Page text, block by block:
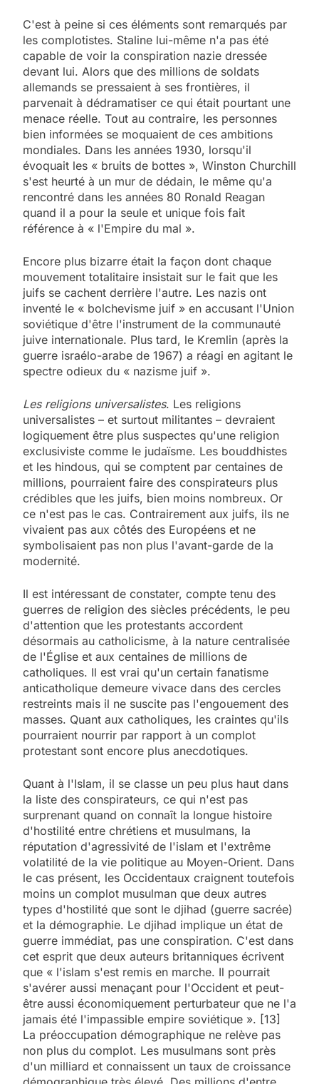
C'est à peine si ces éléments sont remarqués par
les complotistes. Staline lui-même n'a pas été
capable de voir la conspiration nazie dressée
devant lui. Alors que des millions de soldats
allemands se pressaient à ses frontières, il
parvenait à dédramatiser ce qui était pourtant une
menace réelle. Tout au contraire, les personnes
bien informées se moquaient de ces ambitions
mondiales. Dans les années 1930, lorsqu'il
évoquait les « bruits de bottes », Winston Churchill
s'est heurté à un mur de dédain, le même qu'a
rencontré dans les années 80 Ronald Reagan
quand il a pour la seule et unique fois fait
référence à « l'Empire du mal ».
Encore plus bizarre était la façon dont chaque
mouvement totalitaire insistait sur le fait que les
juifs se cachent derrière l'autre. Les nazis ont
inventé le « bolchevisme juif » en accusant l'Union
soviétique d'être l'instrument de la communauté
juive internationale. Plus tard, le Kremlin (après la
guerre israélo-arabe de 1967) a réagi en agitant le
spectre odieux du « nazisme juif ».
Les religions universalistes. Les religions
universalistes – et surtout militantes – devraient
logiquement être plus suspectes qu'une religion
exclusiviste comme le judaïsme. Les bouddhistes
et les hindous, qui se comptent par centaines de
millions, pourraient faire des conspirateurs plus
crédibles que les juifs, bien moins nombreux. Or
ce n'est pas le cas. Contrairement aux juifs, ils ne
vivaient pas aux côtés des Européens et ne
symbolisaient pas non plus l'avant-garde de la
modernité.
Il est intéressant de constater, compte tenu des
guerres de religion des siècles précédents, le peu
d'attention que les protestants accordent
désormais au catholicisme, à la nature centralisée
de l'Église et aux centaines de millions de
catholiques. Il est vrai qu'un certain fanatisme
anticatholique demeure vivace dans des cercles
restreints mais il ne suscite pas l'engouement des
masses. Quant aux catholiques, les craintes qu'ils
pourraient nourrir par rapport à un complot
protestant sont encore plus anecdotiques.
Quant à l'Islam, il se classe un peu plus haut dans
la liste des conspirateurs, ce qui n'est pas
surprenant quand on connaît la longue histoire
d'hostilité entre chrétiens et musulmans, la
réputation d'agressivité de l'islam et l'extrême
volatilité de la vie politique au Moyen-Orient. Dans
le cas présent, les Occidentaux craignent toutefois
moins un complot musulman que deux autres
types d'hostilité que sont le djihad (guerre sacrée)
et la démographie. Le djihad implique un état de
guerre immédiat, pas une conspiration. C'est dans
cet esprit que deux auteurs britanniques écrivent
que « l'islam s'est remis en marche. Il pourrait
s'avérer aussi menaçant pour l'Occident et peut-
être aussi économiquement perturbateur que ne l'a
jamais été l'impassible empire soviétique ». [13]
La préoccupation démographique ne relève pas
non plus du complot. Les musulmans sont près
d'un milliard et connaissent un taux de croissance